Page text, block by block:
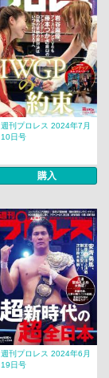
週刊プロレス 2024年7月
10日号
購入
週刊プロレス 2024年6月
19日号